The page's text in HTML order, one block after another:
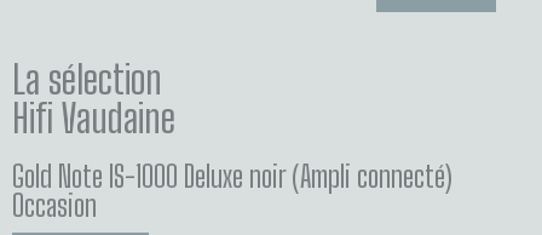
La sélection
Hifi Vaudaine
Gold Note IS-1000 Deluxe noir (Ampli connecté)
Occasion